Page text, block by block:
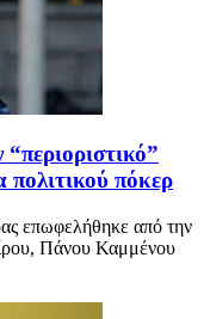
πόκερ
επωφελήθηκε από την
Πάνου Καμμένου